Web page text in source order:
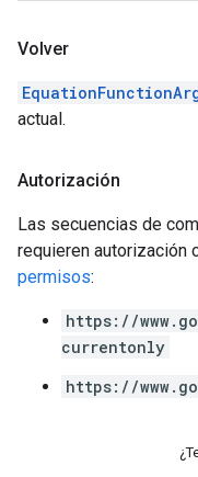
Volver
actual.
Autorización
Las secuencias de
requieren autorización
permisos:
https://
currentonly
https://